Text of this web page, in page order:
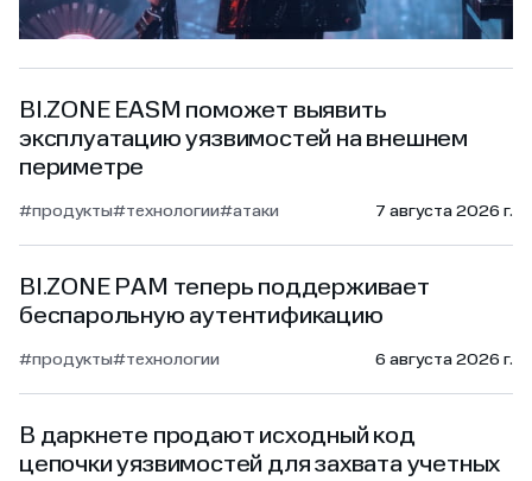
BI.ZONE EASM поможет выявить
эксплуатацию уязвимостей на внешнем
периметре
#продукты#технологии#атаки 7 августа 2026 г.
BI.ZONE PAM теперь поддерживает
беспарольную аутентификацию
#продукты#технологии 6 августа 2026 г.
В даркнете продают исходный код
цепочки уязвимостей для захвата учетных